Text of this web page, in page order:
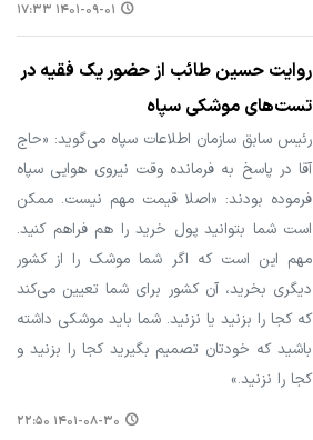
۱۴۰۱-۰۹-۰۱ ۱۷:۳۳
روایت حسین طائب از حضور یک فقیه در
تست‌های موشکی سپاه
رئیس سابق سازمان اطلاعات سپاه می‌گوید: «حاج
آقا در پاسخ به فرمانده وقت نیروی هوایی سپاه
فرموده بودند: «اصلا قیمت مهم نیست. ممکن
است شما بتوانید پول خرید را هم فراهم کنید.
مهم این است که اگر شما موشک را از کشور
دیگری بخرید، آن کشور برای شما تعیین می‌کند
که کجا را بزنید یا نزنید. شما باید موشکی داشته
باشید که خودتان تصمیم بگیرید کجا را بزنید و
کجا را نزنید.»
۱۴۰۱-۰۸-۳۰ ۲۲:۵۰